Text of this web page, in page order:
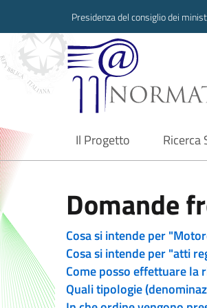
Presidenza del consiglio dei
Il Progetto
current Ricerca
Domande
Cosa si intende per
Cosa si intende per "atti
Come posso effettuare la
Quali tipologie